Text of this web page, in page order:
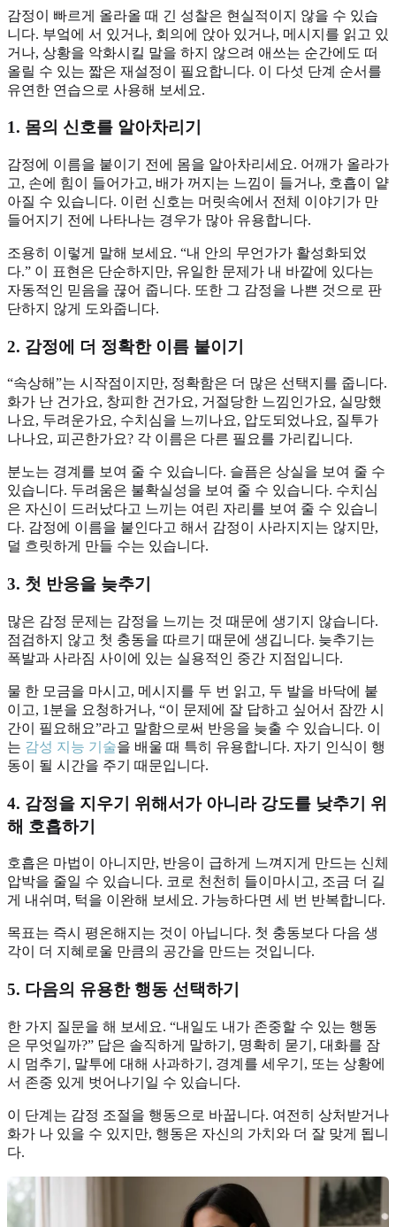
감정이 빠르게 올라올 때 긴 성찰은 현실적이지 않을 수 있습
니다. 부엌에 서 있거나, 회의에 앉아 있거나, 메시지를 읽고 있
거나, 상황을 악화시킬 말을 하지 않으려 애쓰는 순간에도 떠
올릴 수 있는 짧은 재설정이 필요합니다. 이 다섯 단계 순서를
유연한 연습으로 사용해 보세요.
1. 몸의 신호를 알아차리기
감정에 이름을 붙이기 전에 몸을 알아차리세요. 어깨가 올라가
고, 손에 힘이 들어가고, 배가 꺼지는 느낌이 들거나, 호흡이 얕
아질 수 있습니다. 이런 신호는 머릿속에서 전체 이야기가 만
들어지기 전에 나타나는 경우가 많아 유용합니다.
조용히 이렇게 말해 보세요. “내 안의 무언가가 활성화되었
다.” 이 표현은 단순하지만, 유일한 문제가 내 바깥에 있다는
자동적인 믿음을 끊어 줍니다. 또한 그 감정을 나쁜 것으로 판
단하지 않게 도와줍니다.
2. 감정에 더 정확한 이름 붙이기
“속상해”는 시작점이지만, 정확함은 더 많은 선택지를 줍니다.
화가 난 건가요, 창피한 건가요, 거절당한 느낌인가요, 실망했
나요, 두려운가요, 수치심을 느끼나요, 압도되었나요, 질투가
나나요, 피곤한가요? 각 이름은 다른 필요를 가리킵니다.
분노는 경계를 보여 줄 수 있습니다. 슬픔은 상실을 보여 줄 수
있습니다. 두려움은 불확실성을 보여 줄 수 있습니다. 수치심
은 자신이 드러났다고 느끼는 여린 자리를 보여 줄 수 있습니
다. 감정에 이름을 붙인다고 해서 감정이 사라지지는 않지만,
덜 흐릿하게 만들 수는 있습니다.
3. 첫 반응을 늦추기
많은 감정 문제는 감정을 느끼는 것 때문에 생기지 않습니다.
점검하지 않고 첫 충동을 따르기 때문에 생깁니다. 늦추기는
폭발과 사라짐 사이에 있는 실용적인 중간 지점입니다.
물 한 모금을 마시고, 메시지를 두 번 읽고, 두 발을 바닥에 붙
이고, 1분을 요청하거나, “이 문제에 잘 답하고 싶어서 잠깐 시
간이 필요해요”라고 말함으로써 반응을 늦출 수 있습니다. 이
는 감성 지능 기술을 배울 때 특히 유용합니다. 자기 인식이 행
동이 될 시간을 주기 때문입니다.
4. 감정을 지우기 위해서가 아니라 강도를 낮추기 위
해 호흡하기
호흡은 마법이 아니지만, 반응이 급하게 느껴지게 만드는 신체
압박을 줄일 수 있습니다. 코로 천천히 들이마시고, 조금 더 길
게 내쉬며, 턱을 이완해 보세요. 가능하다면 세 번 반복합니다.
목표는 즉시 평온해지는 것이 아닙니다. 첫 충동보다 다음 생
각이 더 지혜로울 만큼의 공간을 만드는 것입니다.
5. 다음의 유용한 행동 선택하기
한 가지 질문을 해 보세요. “내일도 내가 존중할 수 있는 행동
은 무엇일까?” 답은 솔직하게 말하기, 명확히 묻기, 대화를 잠
시 멈추기, 말투에 대해 사과하기, 경계를 세우기, 또는 상황에
서 존중 있게 벗어나기일 수 있습니다.
이 단계는 감정 조절을 행동으로 바꿉니다. 여전히 상처받거나
화가 나 있을 수 있지만, 행동은 자신의 가치와 더 잘 맞게 됩니
다.